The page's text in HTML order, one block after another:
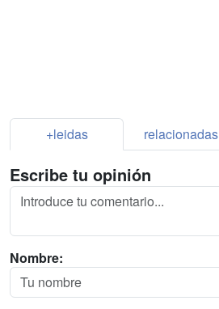
+leidas relacionadas
Escribe tu opinión
Nombre: